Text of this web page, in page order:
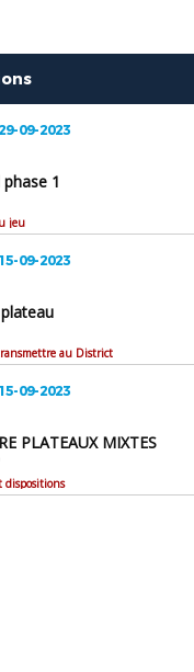
09-2023
phase 1
jeu
09-2023
au District
09-2023
PLATEAUX MIXTES
dispositions